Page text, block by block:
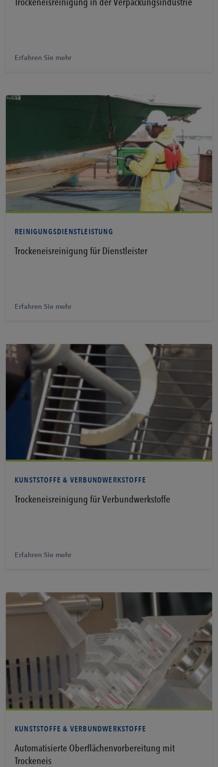
Erfahren Sie mehr
REINIGUNGSDIENSTLEISTUNG
Trockeneisreinigung für Dienstleister
Erfahren Sie mehr
Erfahren Sie mehr
KUNSTSTOFFE & VERBUNDWERKSTOFFE
Trockeneisreinigung für Verbundwerkstoffe
Erfahren Sie mehr
Erfahren Sie mehr
KUNSTSTOFFE & VERBUNDWERKSTOFFE
Automatisierte Oberflächenvorbereitung mit
Trockeneis
Erfahren Sie mehr